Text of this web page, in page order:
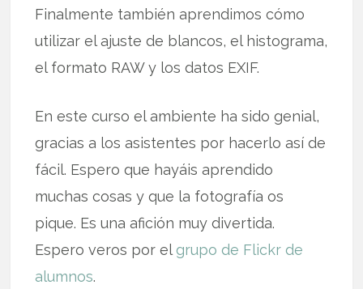
Finalmente también aprendimos cómo
utilizar el ajuste de blancos, el histograma,
el formato RAW y los datos EXIF.
En este curso el ambiente ha sido genial,
gracias a los asistentes por hacerlo así de
fácil. Espero que hayáis aprendido
muchas cosas y que la fotografía os
pique. Es una afición muy divertida.
Espero veros por el grupo de Flickr de
alumnos.